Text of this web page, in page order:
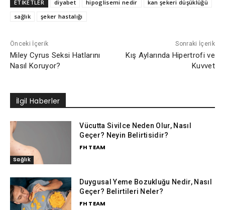
ETİKETLER diyabet hipoglisemi nedir
kan şekeri düşüklüğü
sağlık
şeker hastalığı
Önceki İçerik
Miley Cyrus Seksi Hatlarını
Nasıl Koruyor?
Sonraki İçerik
Kış Aylarında Hipertrofi ve
Kuvvet
İlgil Haberler
Sağlık
Vücutta Sivilce Neden Olur, Nasıl
Geçer? Neyin Belirtisidir?
FH TEAM
Duygusal Yeme Bozukluğu Nedir, Nasıl
Geçer? Belirtileri Neler?
FH TEAM